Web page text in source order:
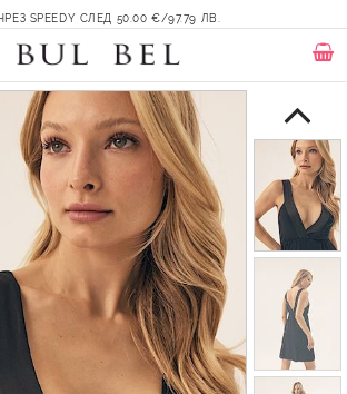
SPEEDY СЛЕД 50.00 €/97.79 ЛВ.